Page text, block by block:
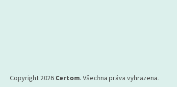
Copyright 2026 Certom. Všechna práva vyhrazena.